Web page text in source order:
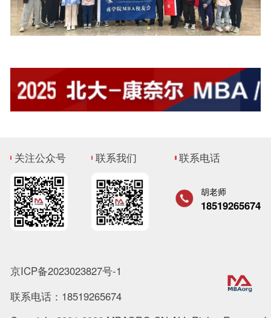
关注公众号 联系我们 联系电话
胡老师
18519265674
京ICP备2023023827号-1
联系电话：18519265674